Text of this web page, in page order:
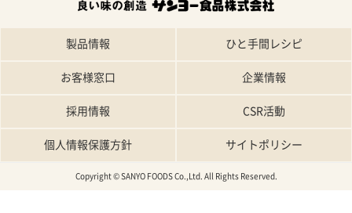
製品情報 ひと手間レシピ
お客様窓口 企業情報
採用情報 CSR活動
個人情報保護方針 サイトポリシー
Copyright © SANYO FOODS Co.,Ltd. All Rights Reserved.